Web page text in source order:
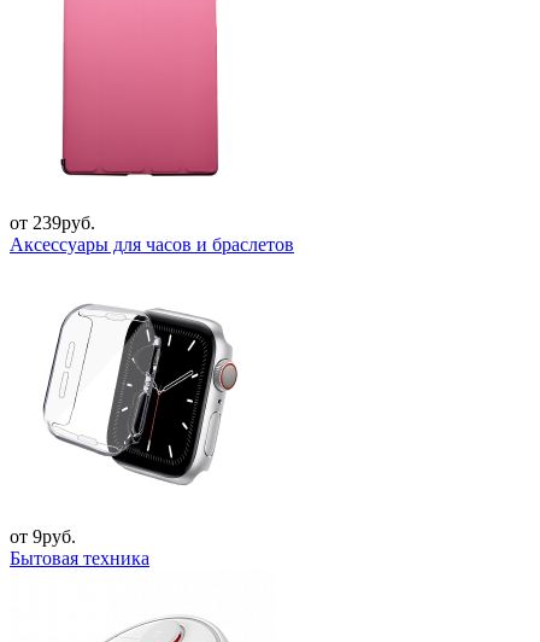
от 239руб.
Аксессуары для часов и браслетов
от 9руб.
Бытовая техника